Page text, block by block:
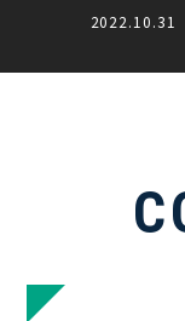
2022.10.31